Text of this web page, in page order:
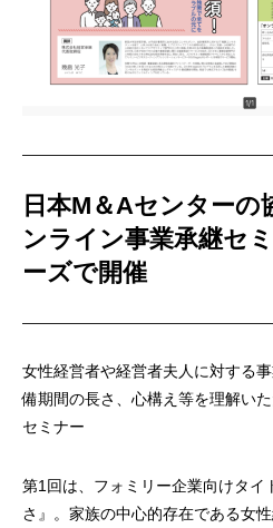
日本M＆Aセンターの
ンライン事業承継セ
ーズで開催
女性経営者や経営者夫人に対する
備期間の長さ、心構え等を理解い
セミナー
第1回は、フォミリー企業向けタ
さ』。家族の中心的存在である女